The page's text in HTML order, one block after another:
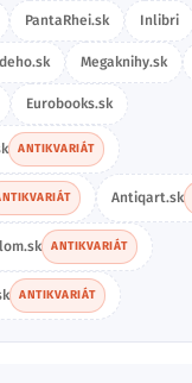
PantaRhei.sk Inlibri
Megaknihy.sk
Eurobooks.sk
ANTIKVARIÁT
Antiqart.sk
ANTIKVARIÁT
ANTIKVARIÁT